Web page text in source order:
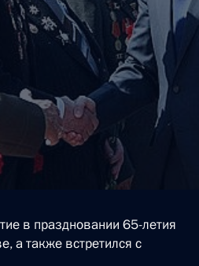
в праздновании 65-летия
а также встретился с